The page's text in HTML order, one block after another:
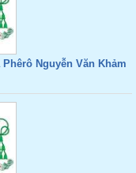
Nguyễn Văn Khảm